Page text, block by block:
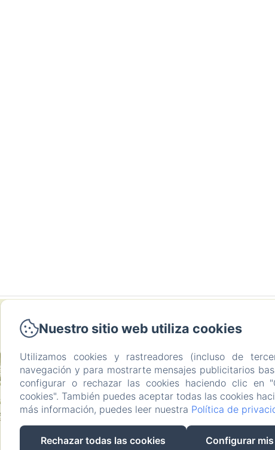
Teléfono: +34617890043
Inicio
Habitaciones Ofertas
Información legal
Nuestro sitio web utiliza cookies
Utilizamos cookies y rastreadores (incluso de
navegación y para mostrarte mensajes publicitarios
configurar o rechazar las cookies haciendo clic en
cookies". También puedes aceptar todas las cookies
más información, puedes leer nuestra Política de
Rechazar todas las cookies Configurar